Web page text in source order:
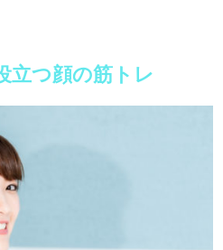
立つ顔の筋トレ